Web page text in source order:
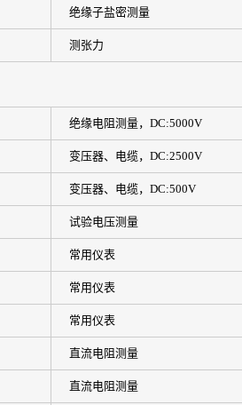
绝缘子盐密测量
测张力
绝缘电阻测量，DC:5000V
变压器、电缆，DC:2500V
变压器、电缆，DC:500V
试验电压测量
常用仪表
常用仪表
常用仪表
直流电阻测量
直流电阻测量